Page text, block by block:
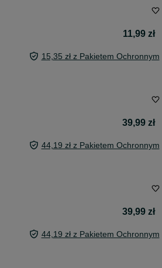
11,99 zł
15,35 zł z Pakietem Ochronnym
39,99 zł
44,19 zł z Pakietem Ochronnym
39,99 zł
44,19 zł z Pakietem Ochronnym